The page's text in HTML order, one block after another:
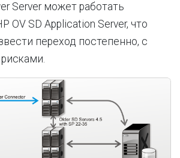
Server может работать
OV SD Application Server, что
переход постепенно, с